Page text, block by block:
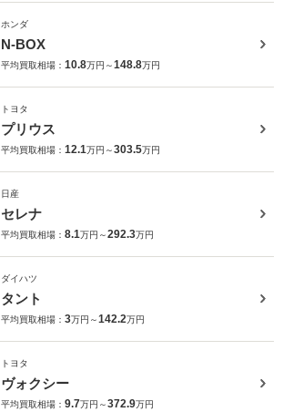
ホンダ
N-BOX
平均買取相場： 10.8万円～148.8万円
トヨタ
プリウス
平均買取相場： 12.1万円～303.5万円
日産
セレナ
平均買取相場： 8.1万円～292.3万円
ダイハツ
タント
平均買取相場： 3万円～142.2万円
トヨタ
ヴォクシー
平均買取相場： 9.7万円～372.9万円